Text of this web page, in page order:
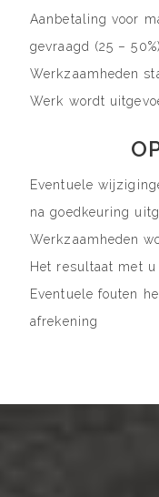
Aanbetaling voor
gevraagd (25 – 50%)
Werkzaamheden
Werk wordt
Eventuele
na goedkeuring
Werkzaamheden
Het resultaat met
Eventuele fouten
afrekening